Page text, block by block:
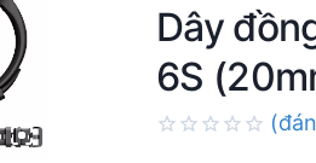
Dây
6S